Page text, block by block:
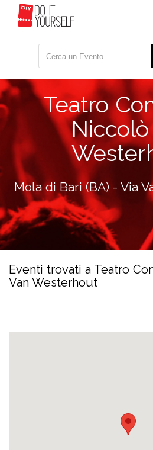
Teatro
Niccolò
Mola di Bari (BA) - Via
Eventi trovati a Teatro
Van Westerhout